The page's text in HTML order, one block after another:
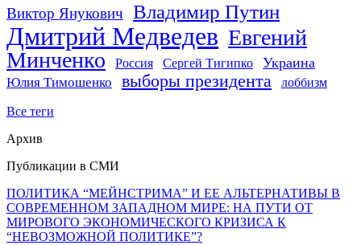
Виктор Янукович Владимир Путин
Дмитрий Медведев Евгений
Минченко
Россия Сергей Тигипко Украина
Юлия Тимошенко выборы президента лоббизм
Все теги
Архив
Публикации в СМИ
ПОЛИТИКА “МЕЙНСТРИМА” И ЕЕ АЛЬТЕРНАТИВЫ В
СОВРЕМЕННОМ ЗАПАДНОМ МИРЕ: НА ПУТИ ОТ
МИРОВОГО ЭКОНОМИЧЕСКОГО КРИЗИСА К
“НЕВОЗМОЖНОЙ ПОЛИТИКЕ”?